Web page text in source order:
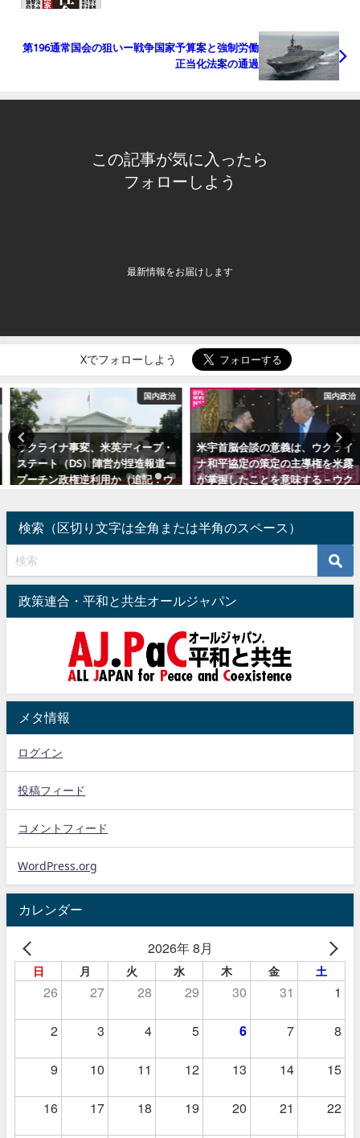
第196通常国会の狙いー戦争国家予算案と強制労働
正当化法案の通過
この記事が気に入ったら
フォローしよう
最新情報をお届けします
Xでフォローしよう
国内政治
ウクライナ事変、米英ディープ・
ステート（DS）陣営が捏造報道ー
プーチン政権逆利用か（追記：ウ
国内政治
米宇首脳会談の意義は、ウクライ
ナ和平協定の策定の主導権を米露
が掌握したことを意味する－ウク
と自覚すべき
2025年12月29日
検索（区切り文字は全角または半角のスペース）
政策連合・平和と共生オールジャパン
メタ情報
ログイン
投稿フィード
コメントフィード
WordPress.org
カレンダー
2026年 8月
日 月 火 水 木 金 土
26 27 28 29 30 31 1
2 3 4 5 6 7 8
9 10 11 12 13 14 15
16 17 18 19 20 21 22